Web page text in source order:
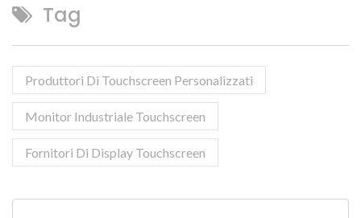
Tag
Produttori Di Touchscreen Personalizzati
Monitor Industriale Touchscreen
Fornitori Di Display Touchscreen